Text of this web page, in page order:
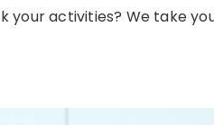
your activities? We take